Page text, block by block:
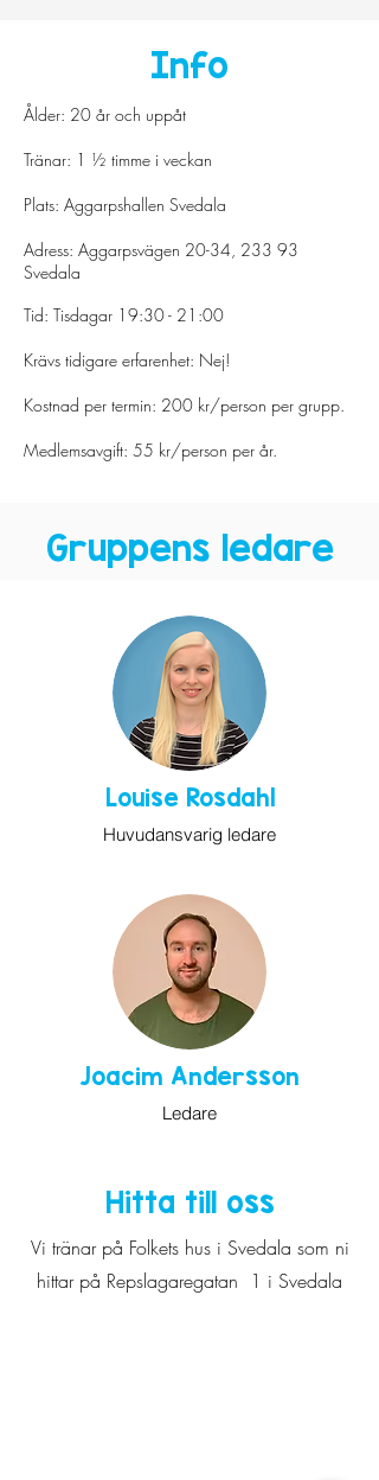
Info
Ålder: 20 år och uppåt
Tränar: 1 ½ timme i veckan
Plats: Aggarpshallen Svedala
Adress: Aggarpsvägen 20-34, 233 93
Svedala
Tid: Tisdagar 19:30 - 21:00
Krävs tidigare erfarenhet: Nej!
Kostnad per termin: 200 kr/person per grupp.
Medlemsavgift: 55 kr/person per år.
Gruppens ledare
Louise Rosdahl
Huvudansvarig ledare
Joacim Andersson
Ledare
Hitta till oss
Vi tränar på Folkets hus i Svedala som ni
hittar på Repslagaregatan 1 i Svedala